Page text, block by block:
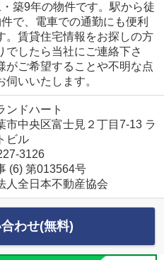
築9年の物件です。駅から徒
で、電車での通勤にも便利
。賃貸住宅情報をお探しの方
でしたら当社にご連絡下さ
がご希望することや不明な点
伺いいたします。
ンドハート
市中央区富士見２丁目7-13 ラ
ビル
3126
(6) 第013564号
人全日本不動産協会
わせ(無料)